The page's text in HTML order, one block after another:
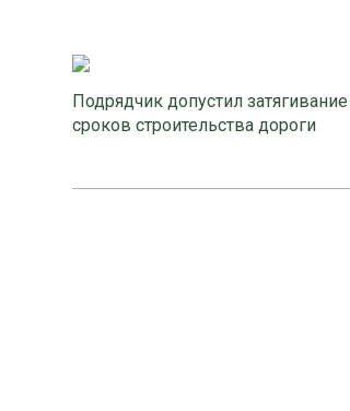
Подрядчик допустил затягивание
сроков строительства дороги